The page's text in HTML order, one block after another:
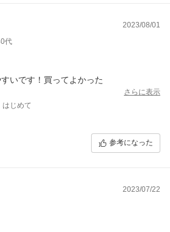
2023/08/01
代
いです！買ってよかった
さらに表示
はじめて
参考になった
2023/07/22